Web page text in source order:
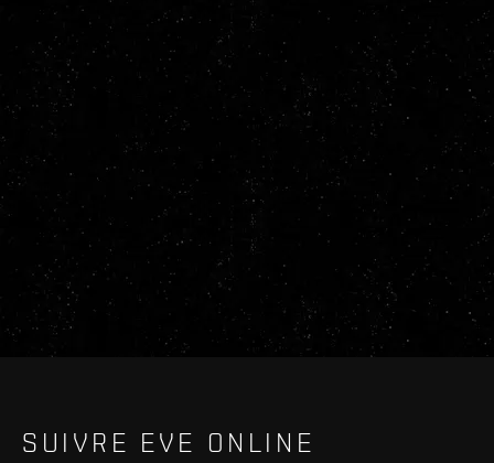
SUIVRE EVE ONLINE